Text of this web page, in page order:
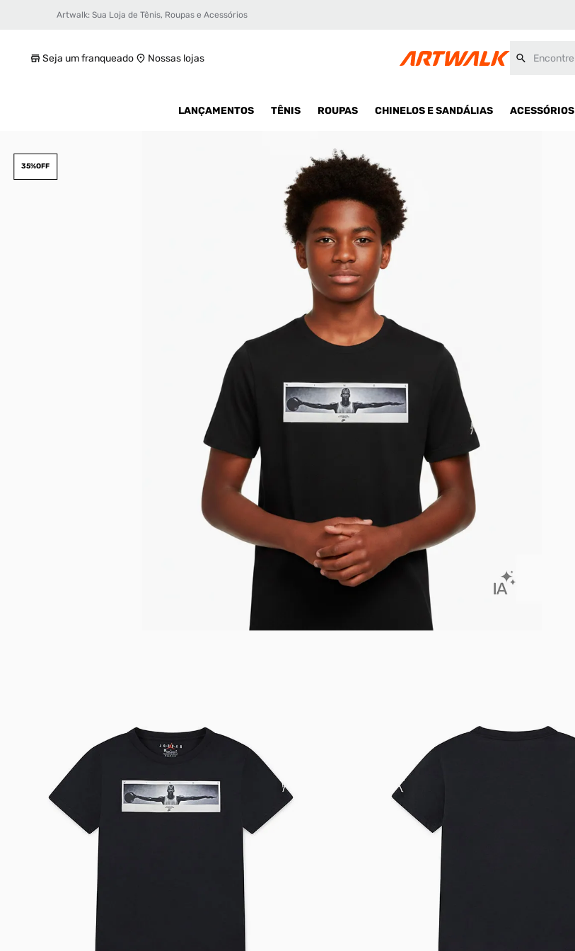
Artwalk: Sua Loja de Tênis, Roupas e Acessórios
Seja um franqueado Nossas lojas
LANÇAMENTOS TÊNIS ROUPAS CHINELOS E SANDÁLIAS ACESSÓRIOS
35%OFF
Camiseta Jordan Wings Infantil